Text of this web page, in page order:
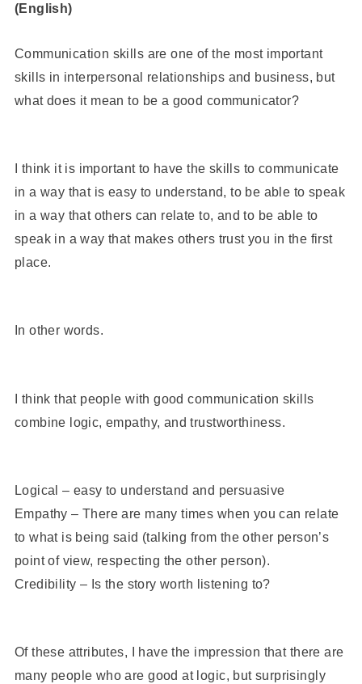
(English)
Communication skills are one of the most important
skills in interpersonal relationships and business, but
what does it mean to be a good communicator?
I think it is important to have the skills to communicate
in a way that is easy to understand, to be able to speak
in a way that others can relate to, and to be able to
speak in a way that makes others trust you in the first
place.
In other words.
I think that people with good communication skills
combine logic, empathy, and trustworthiness.
Logical – easy to understand and persuasive
Empathy – There are many times when you can relate
to what is being said (talking from the other person’s
point of view, respecting the other person).
Credibility – Is the story worth listening to?
Of these attributes, I have the impression that there are
many people who are good at logic, but surprisingly